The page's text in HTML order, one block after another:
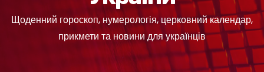
Щоденний гороскоп, нумерологія, церковний календар,
прикмети та новини для українців